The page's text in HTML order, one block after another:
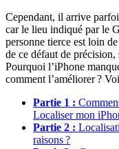
Cependant, il arrive
car le lieu indiqué par le
personne tierce est loin
de ce défaut de
Pourquoi l’iPhone
comment l’améliorer ?
Partie 1 :
Localiser mon
Partie 2 :
raisons ?